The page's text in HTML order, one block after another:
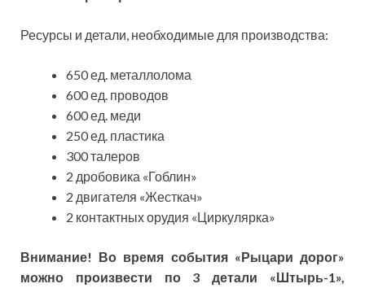
Ресурсы и детали, необходимые для производства:
650 ед. металлолома
600 ед. проводов
600 ед. меди
250 ед. пластика
300 талеров
2 дробовика «Гоблин»
2 двигателя «Жесткач»
2 контактных орудия «Циркулярка»
Внимание! Во время события «Рыцари дорог»
можно произвести по 3 детали «Штырь-1»,